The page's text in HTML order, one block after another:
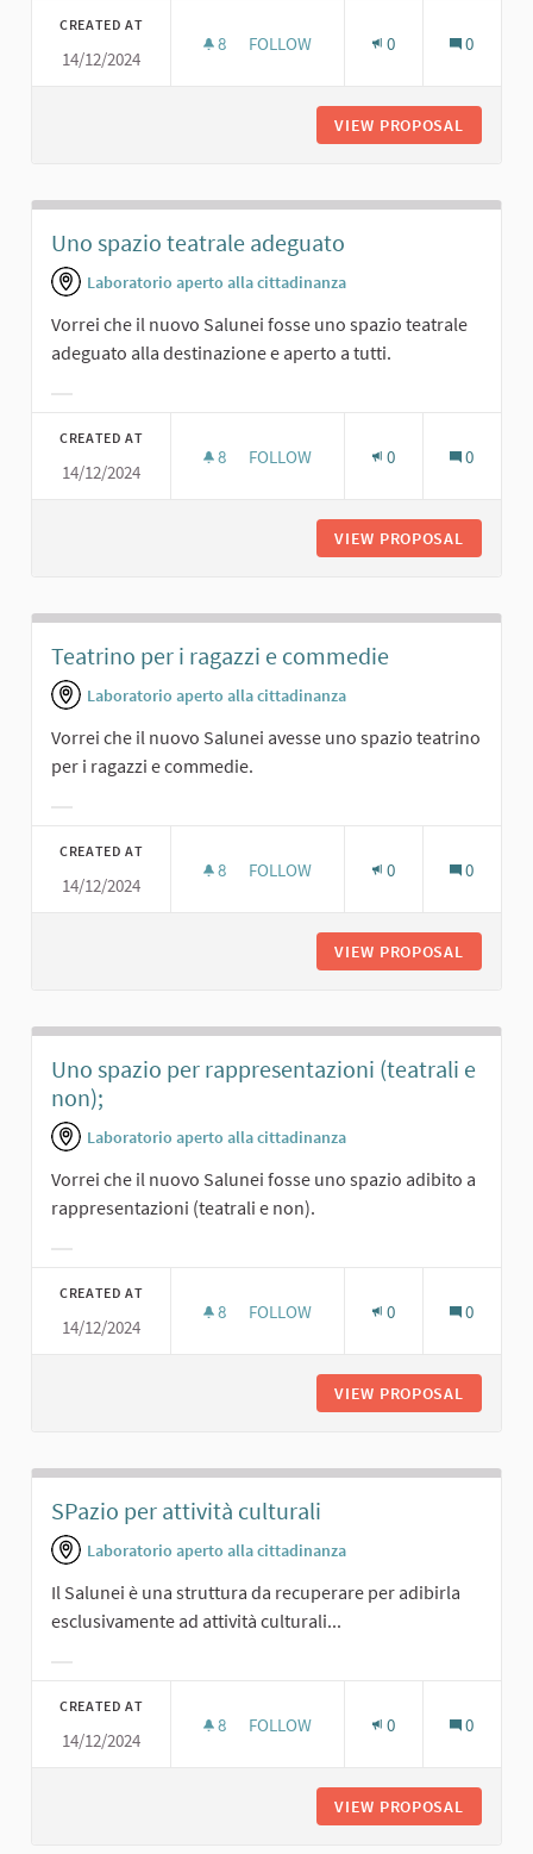
CREATED AT
14/12/2024
8 8 FOLLOWERS
FOLLOW 0 0
VIEW PROPOSAL
Uno spazio teatrale adeguato
Laboratorio aperto alla cittadinanza
Vorrei che il nuovo Salunei fosse uno spazio teatrale
adeguato alla destinazione e aperto a tutti.
CREATED AT
14/12/2024
8 8 FOLLOWERS
FOLLOW 0 0
VIEW PROPOSAL
Teatrino per i ragazzi e commedie
Laboratorio aperto alla cittadinanza
Vorrei che il nuovo Salunei avesse uno spazio teatrino
per i ragazzi e commedie.
CREATED AT
14/12/2024
8 8 FOLLOWERS
FOLLOW 0 0
VIEW PROPOSAL
Uno spazio per rappresentazioni (teatrali e
non);
Laboratorio aperto alla cittadinanza
Vorrei che il nuovo Salunei fosse uno spazio adibito a
rappresentazioni (teatrali e non).
CREATED AT
14/12/2024
8 8 FOLLOWERS
FOLLOW 0 0
VIEW PROPOSAL
SPazio per attività culturali
Laboratorio aperto alla cittadinanza
Il Salunei è una struttura da recuperare per adibirla
esclusivamente ad attività culturali...
CREATED AT
14/12/2024
8 8 FOLLOWERS
FOLLOW 0 0
VIEW PROPOSAL